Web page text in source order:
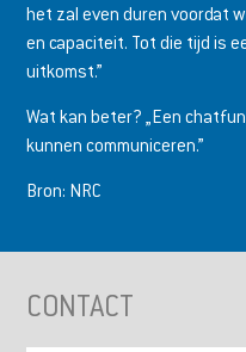
het zal even duren voordat
en capaciteit. Tot die tijd is
uitkomst.”
Wat kan beter? „Een
kunnen communiceren.”
Bron: NRC
CONTACT